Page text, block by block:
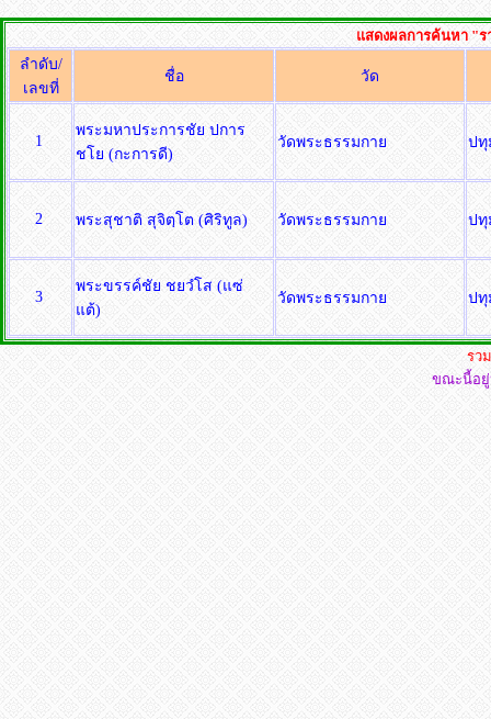
แสดงผลการค้นหา "
ลำดับ/
เลขที่
ชื่อ วัด
1
พระมหาประการชัย ปการ
ชโย (กะการดี)
วัดพระธรรมกาย ป
2 พระสุชาติ สุจิตฺโต (ศิริทูล) วัดพระธรรมกาย ป
3
พระขรรค์ชัย ชยวํโส (แซ่
แต้)
วัดพระธรรมกาย ป
รว
ขณะนี้อ